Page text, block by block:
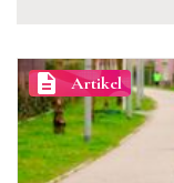
description Artikel